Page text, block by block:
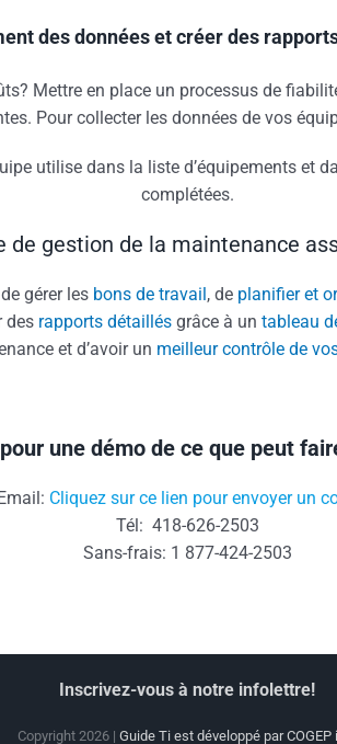
des données et créer des
Mettre en place un processus de
Pour collecter les données de vos
utilise dans la liste d’équipements et
complétées.
de gestion de la maintenance
gérer les bons de travail, de planifier et
des rapports détaillés grâce à un tableau
et d’avoir un meilleur contrôle de
une démo de ce que peut
Cliquez sur ce lien pour envoyer un
Tél: 418-626-2503
Sans-frais: 1 877-424-2503
Inscrivez-vous à notre infolettre!
Copyright 2026 | Guide Ti est développé par COGEP